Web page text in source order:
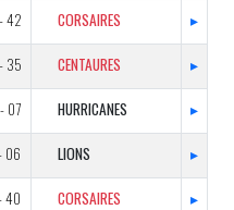
42 CORSAIRES ▸
35 CENTAURES ▸
07 HURRICANES ▸
06 LIONS ▸
40 CORSAIRES ▸